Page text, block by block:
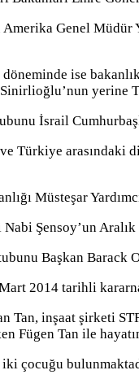
Amerika Genel
ise
Sinirlioğlu’nun
İsrail
Türkiye arasındaki
Müsteşar
Şensoy’un
Başkan Barack
2014 tarihli
Tan, inşaat şirketi
Fügen Tan ile
çocuğu